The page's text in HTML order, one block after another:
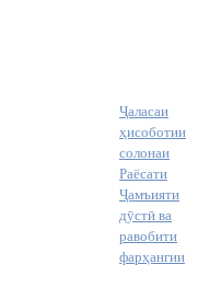
Ҷаласаи
ҳисоботии
солонаи
Раёсати
Ҷамъияти
дӯстӣ ва
равобити
фарҳангии